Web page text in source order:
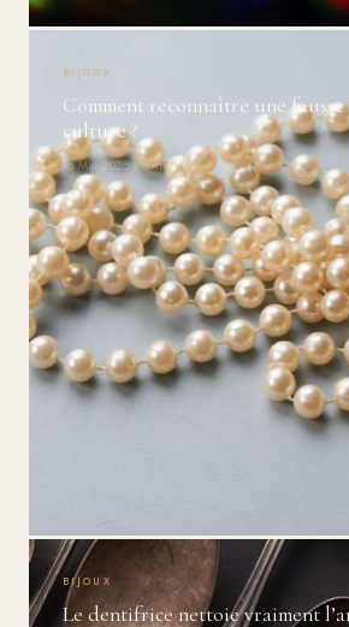
BIJOUX
Comment reconnaître une
culture ?
16 Mai 2026 · 6 min
BIJOUX
Le dentifrice nettoie vraiment